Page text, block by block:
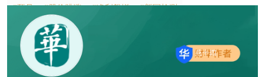
#预见 #股价跳涨 #净利飙增 #新冠检测
燕十四